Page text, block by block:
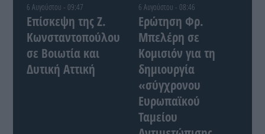
6 Αυγούστου - 09:47
Επίσκεψη της Ζ.
Κωνσταντοπούλου
σε Βοιωτία και
Δυτική Αττική
6 Αυγούστου - 08:46
Ερώτηση Φρ.
Μπελέρη σε
Κομισιόν για τη
δημιουργία
«σύγχρονου
Ευρωπαϊκού
Ταμείου